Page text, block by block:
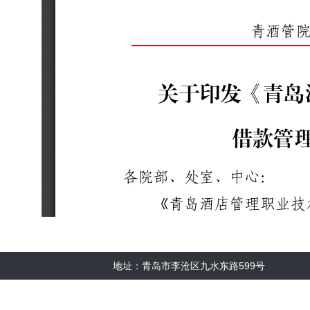
地址：青岛市李沧区九水东路599号